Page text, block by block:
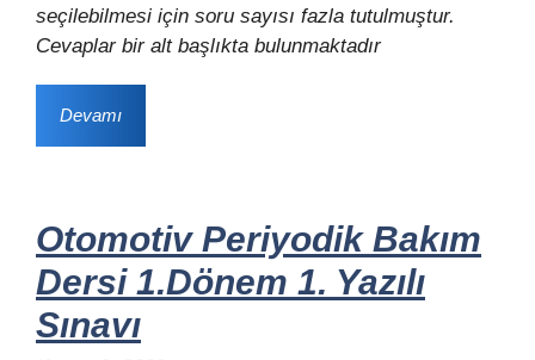
seçilebilmesi için soru sayısı fazla tutulmuştur.
Cevaplar bir alt başlıkta bulunmaktadır
Devamı
Otomotiv Periyodik Bakım
Dersi 1.Dönem 1. Yazılı
Sınavı